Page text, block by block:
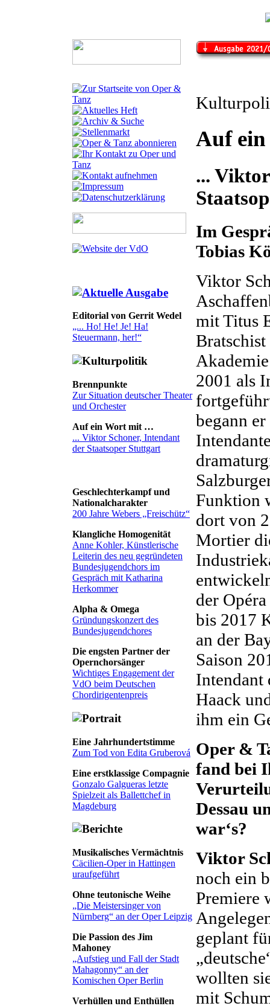
Editorial von Gerrit Wedel
„... Ho! He! Je! Ha!
Steuermann, her!“
Brennpunkte
Zur Situation deutscher Theater
und Orchester
Auf ein Wort mit …
... Viktor Schoner, Intendant
der Staatsoper Stuttgart
Geschlechterkampf und
Nationalcharakter
200 Jahre Webers „Freischütz“
Klangliche Homogenität
Anne Kohler, Künstlerische
Leiterin des neu gegründeten
Bundesjugendchors im
Gespräch mit Katharina
Herkommer
Alpha & Omega
Gründungskonzert des
Bundesjugendchores
Die engsten Partner der
Opernchorsänger
Wichtiges Engagement der
VdO beim Deutschen
Chordirigentenpreis
Eine Jahrhundertstimme
Zum Tod von Edita Gruberová
Eine erstklassige Compagnie
Gonzalo Galgueras letzte
Spielzeit als Ballettchef in
Magdeburg
Musikalisches Vermächtnis
Cäcilien-Oper in Hattingen
uraufgeführt
Ohne teutonische Weihe
„Die Meistersinger von
Nürnberg“ an der Oper Leipzig
Die Passion des Jim
Mahoney
„Aufstieg und Fall der Stadt
Mahagonny“ an der
Komischen Oper Berlin
Verhüllen und Enthüllen
Auf
...
Im
Tobias
Viktor
mit Titus
2001 als
begann
Funktion
dort von
Mortier
der
bis 2017
an der
Saison
Intendant
Haack
ihm ein
Oper &
fand bei
Dessau
war‘s?
Viktor
noch ein
Premiere
geplant
wollten
mit